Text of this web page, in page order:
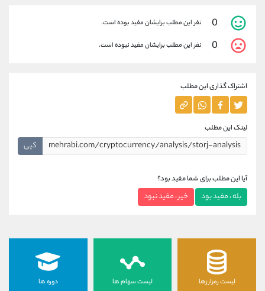
0 نفر این مطلب برایشان مفید بوده است.
0 نفر این مطلب برایشان مفید نبوده است.
اشتراک گذاری این مطلب
لینک این مطلب
کپی
آیا این مطلب برای شما مفید بود؟
بله ، مفید بود خیر ، مفید نبود
لیست رمزارزها لیست سهام ها دوره ها